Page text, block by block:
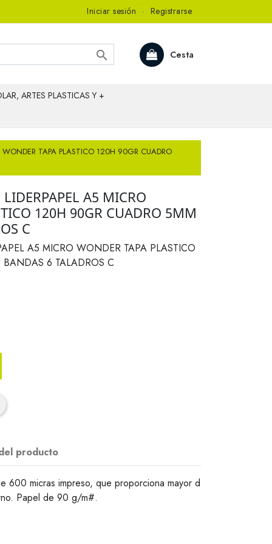
Iniciar sesión · Registrarse
Cesta

ARTES PLASTICAS Y +
WONDER TAPA PLASTICO 120H 90GR CUADRO
A5 MICRO
120H 90GR CUADRO 5MM
C
A5 MICRO WONDER TAPA PLASTICO
6 TALADROS C
producto
600 micras impreso, que proporciona mayor d
Papel de 90 g/m#.